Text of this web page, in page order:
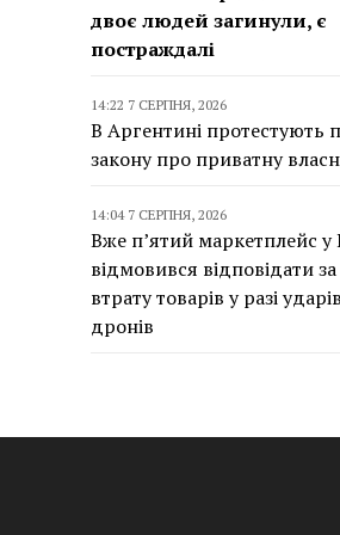
двоє людей загинули, є
постраждалі
14:22 7 СЕРПНЯ, 2026
В Аргентині протестують
закону про приватну
14:04 7 СЕРПНЯ, 2026
Вже п’ятий маркетплейс
відмовився відповідати за
втрату товарів у разі ударів
дронів